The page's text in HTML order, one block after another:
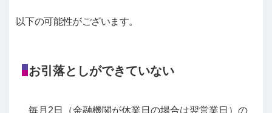
以下の可能性がございます。
お引落としができていない
毎月2日（金融機関が休業日の場合は翌営業日）の